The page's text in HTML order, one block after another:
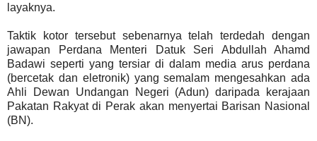
layaknya.
Taktik kotor tersebut sebenarnya telah terdedah dengan
jawapan Perdana Menteri Datuk Seri Abdullah Ahamd
Badawi seperti yang tersiar di dalam media arus perdana
(bercetak dan eletronik) yang semalam mengesahkan ada
Ahli Dewan Undangan Negeri (Adun) daripada kerajaan
Pakatan Rakyat di Perak akan menyertai Barisan Nasional
(BN).